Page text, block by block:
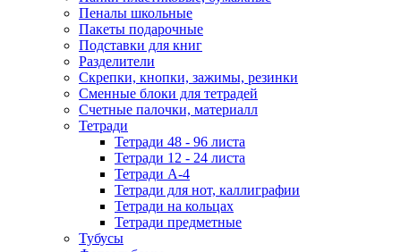
Пеналы школьные
Пакеты подарочные
Подставки для книг
Разделители
Скрепки, кнопки, зажимы, резинки
Сменные блоки для тетрадей
Счетные палочки, материалл
Тетради
Тетради 48 - 96 листа
Тетради 12 - 24 листа
Тетради А-4
Тетради для нот, каллиграфии
Тетради на кольцах
Тетради предметные
Тубусы